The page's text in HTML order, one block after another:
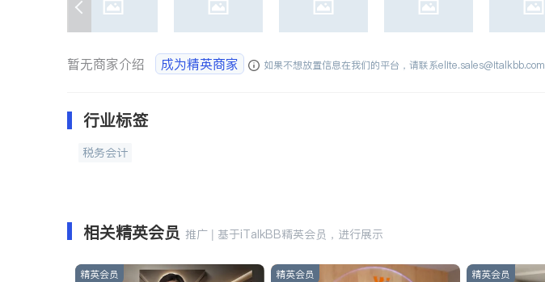
暂无商家介绍 成为精英商家 如果不想放置信息在我们的平台，请联系elite.sales@italkbb.com
行业标签
税务会计
相关精英会员 推广 | 基于iTalkBB精英会员，进行展示
精英会员 精英会员 精英会员